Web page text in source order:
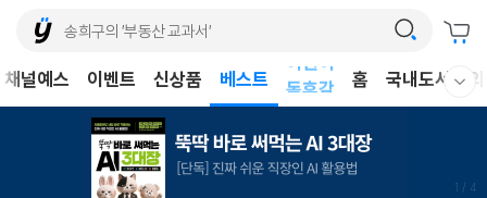
채널예스 이벤트 신상품 베스트 독후감
어린이
홈 국내도서
1 / 4